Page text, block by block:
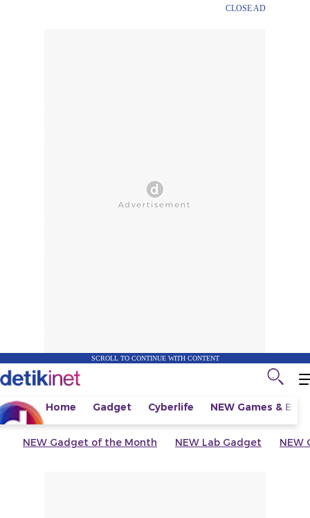
CLOSE AD
SCROLL TO CONTINUE WITH CONTENT
Home Gadget Cyberlife NEW Games &
NEW Gadget of the Month NEW Lab Gadget NEW